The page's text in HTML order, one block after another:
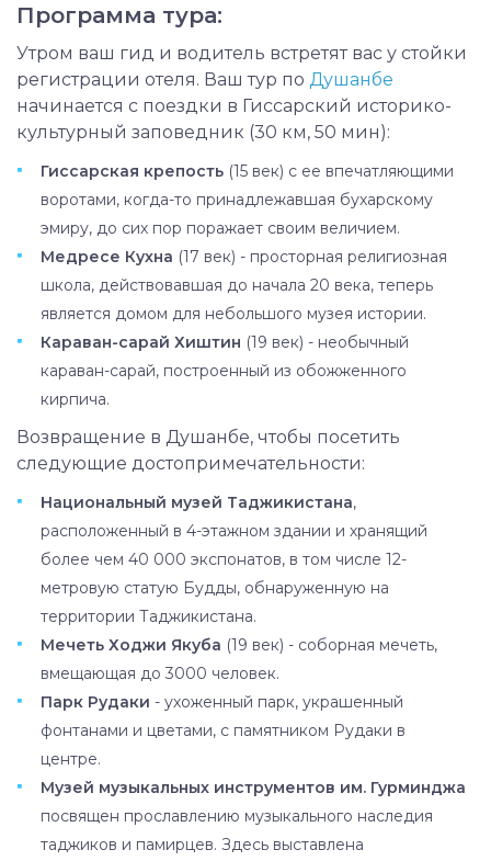
путешественников, которые находятся в
длительной остановке, или туристов,
планирующих пару дней в этом спокойном
городе.
Этот однодневный тур включает в себя поездку
и индивидуальную экскурсию по самым
популярным паркам, памятникам, театрам и
музеям Душанбе.
Программа тура:
Утром ваш гид и водитель встретят вас у стойки
регистрации отеля. Ваш тур по Душанбе
начинается с поездки в Гиссарский историко-
культурный заповедник (30 км, 50 мин):
Гиссарская крепость (15 век) с ее впечатляющими
воротами, когда-то принадлежавшая бухарскому
эмиру, до сих пор поражает своим величием.
Медресе Кухна (17 век) - просторная религиозная
школа, действовавшая до начала 20 века, теперь
является домом для небольшого музея истории.
Караван-сарай Хиштин (19 век) - необычный
караван-сарай, построенный из обожженного
кирпича.
Возвращение в Душанбе, чтобы посетить
следующие достопримечательности:
Национальный музей Таджикистана,
расположенный в 4-этажном здании и хранящий
более чем 40 000 экспонатов, в том числе 12-
метровую статую Будды, обнаруженную на
территории Таджикистана.
Мечеть Ходжи Якуба (19 век) - соборная мечеть,
вмещающая до 3000 человек.
Парк Рудаки - ухоженный парк, украшенный
фонтанами и цветами, с памятником Рудаки в
центре.
Музей музыкальных инструментов им. Гурминджа
посвящен прославлению музыкального наследия
таджиков и памирцев. Здесь выставлена